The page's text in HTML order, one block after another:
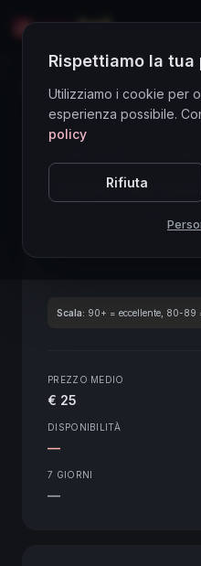
Directory Vini
Langhe
SCORE ENOLOGICO
Scala: 90+ = eccellente, 80-89
PREZZO MEDIO
€ 25
DISPONIBILITÀ
—
7 GIORNI
—
Rispettiamo la tua
Utilizziamo i cookie per
esperienza possibile.
policy
Rifiuta